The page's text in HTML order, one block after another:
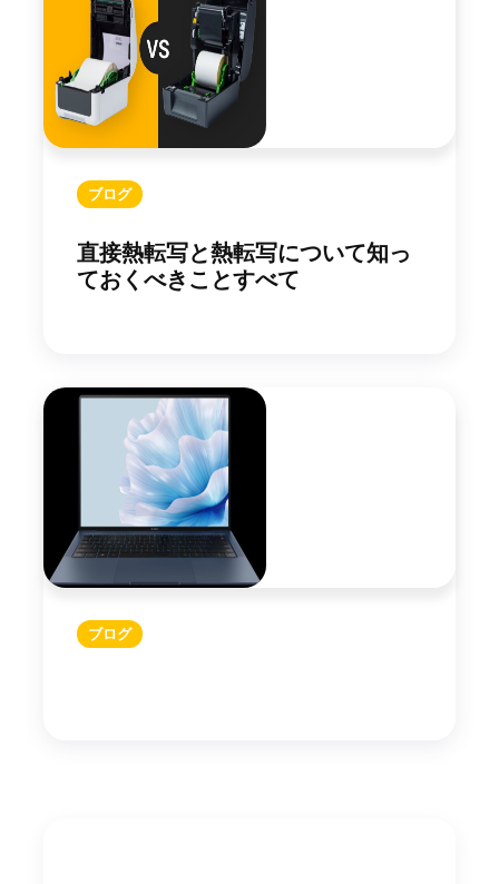
ブログ
直接熱転写と熱転写について知っ
ておくべきことすべて
ブログ